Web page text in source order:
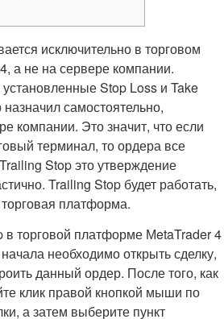
исключительно в торговом
а не на сервере компании.
Stop Loss и Take
самостоятельно,
компании. Это значит, что если
терминал, то ордера все
Stop это утверждение
Trailing Stop будет работать,
платформа.
в торговой платформе МetaTrader 4
необходимо открыть сделку,
данный ордер. После того, как
клик правой кнопкой мыши по
а затем выберите пункт